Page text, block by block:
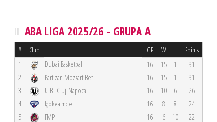
ABA LIGA 2025/26 - GRUPA A
# Club GP W L Points
1 Dubai Basketball 16 15 1
31
2
Partizan Mozzart Bet 16 15 1
31
3
U-BT Cluj-Napoca 16 10 6
26
4
Igokea m:tel 16 8 8
24
5
FMP 16 6 10
22